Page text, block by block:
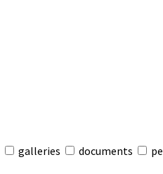
galleries documents